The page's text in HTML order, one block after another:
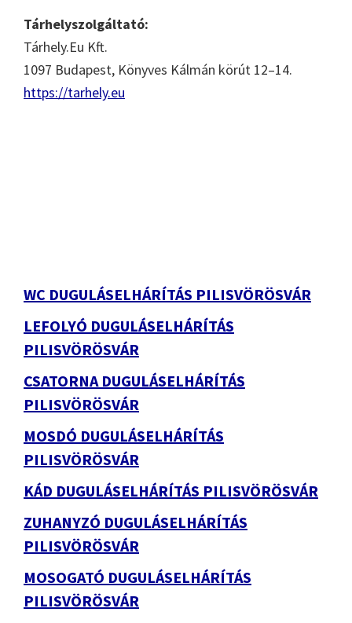
Tárhelyszolgáltató:
Tárhely.Eu Kft.
1097 Budapest, Könyves Kálmán körút 12–14.
https://tarhely.eu
WC DUGULÁSELHÁRÍTÁS PILISVÖRÖSVÁR
LEFOLYÓ DUGULÁSELHÁRÍTÁS
PILISVÖRÖSVÁR
CSATORNA DUGULÁSELHÁRÍTÁS
PILISVÖRÖSVÁR
MOSDÓ DUGULÁSELHÁRÍTÁS
PILISVÖRÖSVÁR
KÁD DUGULÁSELHÁRÍTÁS PILISVÖRÖSVÁR
ZUHANYZÓ DUGULÁSELHÁRÍTÁS
PILISVÖRÖSVÁR
MOSOGATÓ DUGULÁSELHÁRÍTÁS
PILISVÖRÖSVÁR